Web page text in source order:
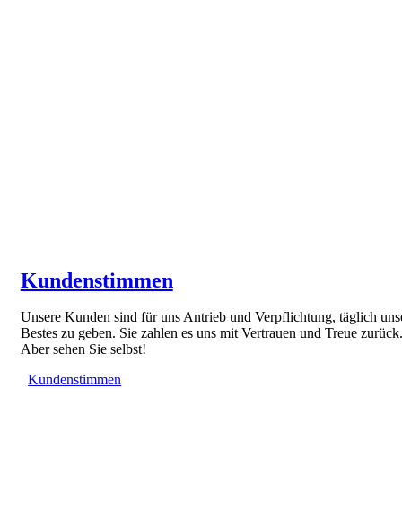
Kundenstimmen
Unsere Kunden sind für uns Antrieb und Verpflichtung, täglich
Bestes zu geben. Sie zahlen es uns mit Vertrauen und Treue zurück.
Aber sehen Sie selbst!
Kundenstimmen